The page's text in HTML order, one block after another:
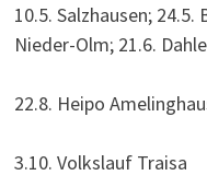
10.5. Salzhausen;
Nieder-Olm; 21.6.
22.8. Heipo
3.10. Volkslauf Traisa